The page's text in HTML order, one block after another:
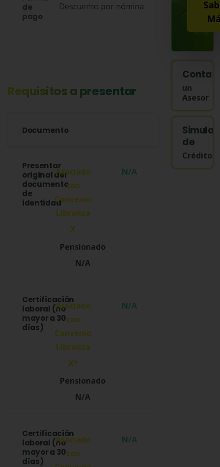
de
pago
Descuento por nómina
Requisitos a presentar
Documento
Presentar
original del
documento
de
identidad
X
N/A
N/A
Certificación
laboral (no
mayor a 30
días)
X*
N/A
N/A
Certificación
laboral (no
mayor a 30
días)
N/A
un
Asesor
de
Crédito